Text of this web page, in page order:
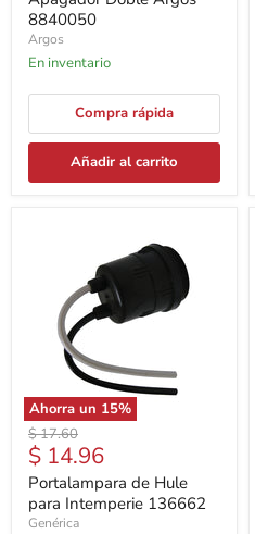
8840050
Argos
En inventario
Compra rápida
Añadir al carrito
Ahorra un 15%
Precio
original
$ 17.60
Precio
actual
$ 14.96
Portalampara de Hule
para Intemperie 136662
Genérica